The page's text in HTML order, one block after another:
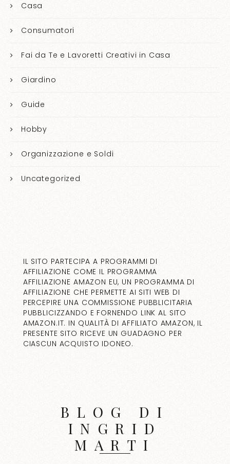
Casa
Consumatori
Fai da Te e Lavoretti Creativi in Casa
Giardino
Guide
Hobby
Organizzazione e Soldi
Uncategorized
IL SITO PARTECIPA A PROGRAMMI DI
AFFILIAZIONE COME IL PROGRAMMA
AFFILIAZIONE AMAZON EU, UN PROGRAMMA DI
AFFILIAZIONE CHE PERMETTE AI SITI WEB DI
PERCEPIRE UNA COMMISSIONE PUBBLICITARIA
PUBBLICIZZANDO E FORNENDO LINK AL SITO
AMAZON.IT. IN QUALITÀ DI AFFILIATO AMAZON, IL
PRESENTE SITO RICEVE UN GUADAGNO PER
CIASCUN ACQUISTO IDONEO.
BLOG DI
INGRID
MARTI